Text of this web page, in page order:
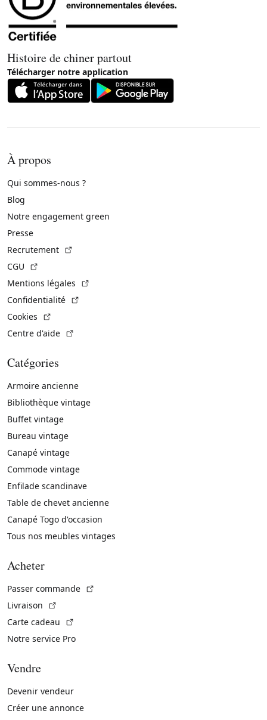
Histoire de chiner partout
Télécharger notre application
À propos
Qui sommes-nous ?
Blog
Notre engagement green
Presse
Recrutement
CGU
Mentions légales
Confidentialité
Cookies
Centre d'aide
Catégories
Armoire ancienne
Bibliothèque vintage
Buffet vintage
Bureau vintage
Canapé vintage
Commode vintage
Enfilade scandinave
Table de chevet ancienne
Canapé Togo d'occasion
Tous nos meubles vintages
Acheter
Passer commande
Livraison
Carte cadeau
Notre service Pro
Vendre
Devenir vendeur
Créer une annonce